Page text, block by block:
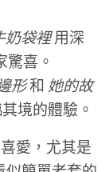
奶袋裡用深
驚喜。
形和 她的故
境的體驗。
愛，尤其是